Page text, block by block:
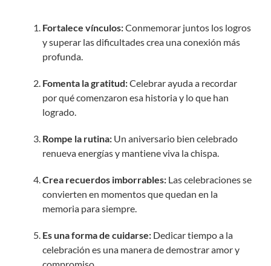
Fortalece vínculos:Conmemorar juntos los logros
y superar las dificultades crea una conexión más
profunda.
Fomenta la gratitud:Celebrar ayuda a recordar
por qué comenzaron esa historia y lo que han
logrado.
Rompe la rutina:Un aniversario bien celebrado
renueva energías y mantiene viva la chispa.
Crea recuerdos imborrables:Las celebraciones se
convierten en momentos que quedan en la
memoria para siempre.
Es una forma de cuidarse:Dedicar tiempo a la
celebración es una manera de demostrar amor y
compromiso.